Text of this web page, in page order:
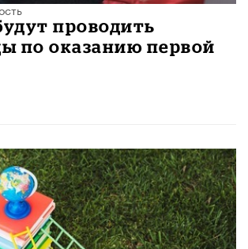
проводить
по оказанию первой